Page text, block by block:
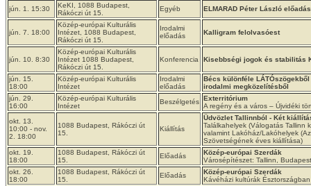
jún. 1. 15:30
KeKI, 1088 Budapest,
Rákóczi út 15.
Egyéb ELMARAD Péter László
jún. 7. 18:00
Közép-európai Kulturális
Intézet, 1088 Budapest,
Rákóczi út 15.
Irodalmi
előadás
Kalligram felolvasóest
jún. 10. 8:30
Közép-európai Kulturális
Intézet 1088 Budapest,
Rákóczi út 15.
Konferencia Kisebbségi jogok és stabilitás
jún. 15.
18:00
Közép-európai Kulturális
Intézet
Irodalmi
előadás
Bécs különféle
irodalmi megközelítésből
jún. 29.
16:00
Közép-európai Kulturális
Intézet
Beszélgetés Exterritórium
A regény és a város – Újvidéki
okt. 13.
10:00 - nov.
2. 18:00
1088 Budapest, Rákóczi út
15.
Kiállítás
Üdvözlet Tallinnból - Két
Találkahelyek (Válogatás Tallinn
valamint Lakóház/Lakóhelyek
Szövetségének éves kiállítása)
okt. 19.
18:00
1088 Budapest, Rákóczi út
15.
Előadás
Közép-európai Szerdák
Városépítészet: Tallinn, Budapest
okt. 26.
18:00
1088 Budapest, Rákóczi út
15.
Előadás
Közép-európai Szerdák
Kávéházi kultúrák